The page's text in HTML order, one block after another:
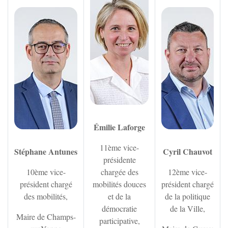
Zoom sur l'image
Stéphane Antunes
10ème vice-
président chargé
des mobilités,
Maire de Champs-
Émilie Laforge
11ème vice-
présidente
chargée des
mobilités douces
et de la
démocratie
participative,
Cyril Chauvot
12ème vice-
président chargé
de la politique
de la Ville,